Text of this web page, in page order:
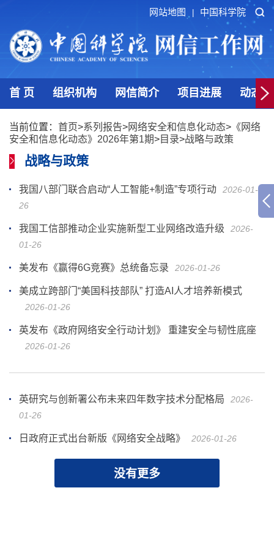
网站地图 中国科学院
首 页 组织机构 网信简介 项目进展 动态
当前位置： 首页>系列报告>网络安全和信息化动态> 《网络
安全和信息化动态》2026年第1期>目录>战略与政策
战略与政策
我国八部门联合启动“人工智能+制造”专项行动
2026-01-
26
我国工信部推动企业实施新型工业网络改造升级
2026-
01-26
美发布《赢得6G竞赛》总统备忘录 2026-01-26
美成立跨部门“美国科技部队” 打造AI人才培养新模式
2026-01-26
英发布《政府网络安全行动计划》 重建安全与韧性底座
2026-01-26
英研究与创新署公布未来四年数字技术分配格局
2026-
01-26
日政府正式出台新版《网络安全战略》 2026-01-26
没有更多